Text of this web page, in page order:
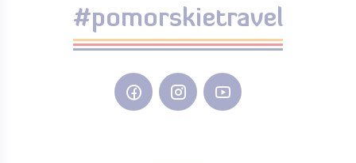
#pomorskietravel